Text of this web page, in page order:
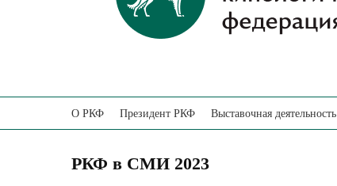
О РКФ Президент РКФ Выставочная деятельность
РКФ в СМИ 2023